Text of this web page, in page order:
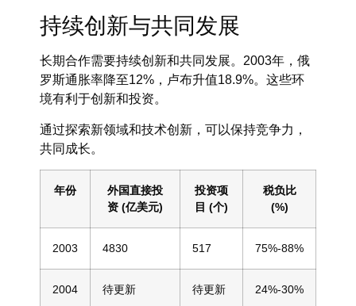
持续创新与共同发展
长期合作需要持续创新和共同发展。2003年，俄
罗斯通胀率降至12%，卢布升值18.9%。这些环
境有利于创新和投资。
通过探索新领域和技术创新，可以保持竞争力，
共同成长。
年份
外国直接投
资 (亿美元)
投资项
目 (个)
税负比
(%)
2003 4830 517 75%-88%
2004 待更新 待更新 24%-30%